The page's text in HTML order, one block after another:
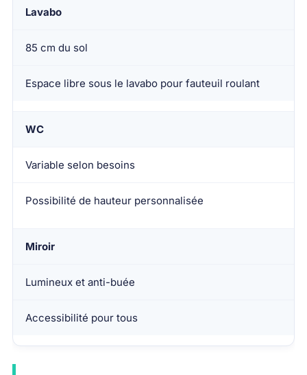
Lavabo
85 cm du sol
Espace libre sous le lavabo pour fauteuil roulant
WC
Variable selon besoins
Possibilité de hauteur personnalisée
Miroir
Lumineux et anti-buée
Accessibilité pour tous